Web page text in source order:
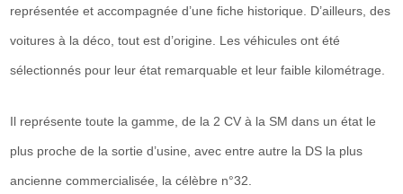
représentée et accompagnée d’une fiche historique. D’ailleurs, des
voitures à la déco, tout est d’origine. Les véhicules ont été
sélectionnés pour leur état remarquable et leur faible kilométrage.
Il représente toute la gamme, de la 2 CV à la SM dans un état le
plus proche de la sortie d’usine, avec entre autre la DS la plus
ancienne commercialisée, la célèbre n°32.